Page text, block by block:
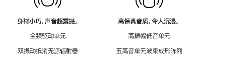
身材小巧，声音超震撼。
全频驱动单元
双振动抵消无源辐射器
高保真音质，令人沉浸。
高振幅低音单元
五高音单元波束成形阵列